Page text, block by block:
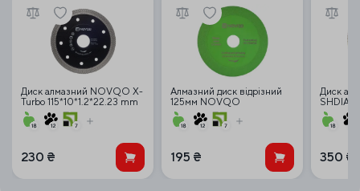
Диск алмазний NOVQO X-
Turbo 115*10*1.2*22.23 mm
230 ₴
Алмазний диск відрізний
125мм NOVQO
(125*15*22,23) для скла,
кераміки і плитки
195 ₴
Диск
350 ₴